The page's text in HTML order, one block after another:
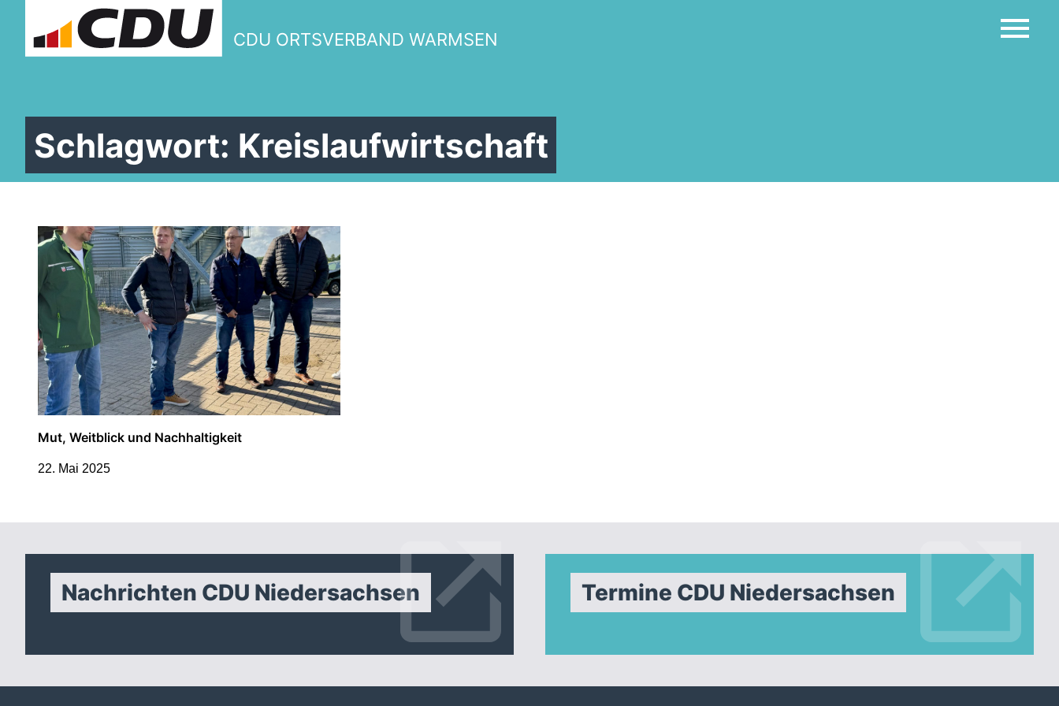
CDU ORTSVERBAND WARMSEN
Schlagwort: Kreislaufwirtschaft
Mut, Weitblick und Nachhaltigkeit
22. Mai 2025
Nachrichten CDU Niedersachsen Termine CDU Niedersachsen